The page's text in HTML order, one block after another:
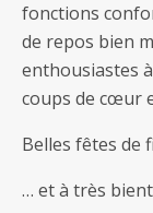
fonctions
de repos bien
enthousiastes
coups de cœur
Belles fêtes de
… et à très